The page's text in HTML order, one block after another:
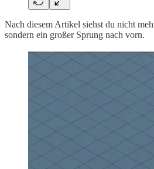
Nach diesem Artikel siehst du nicht
sondern ein großer Sprung nach vorn.